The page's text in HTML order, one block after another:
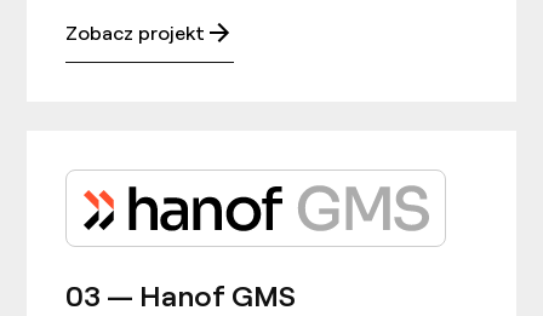
Zobacz projekt
03 — Hanof GMS